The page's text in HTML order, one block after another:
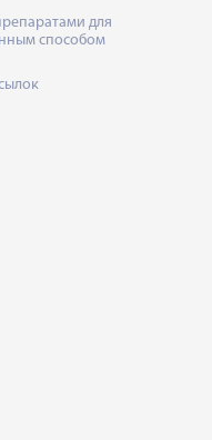
для
способом